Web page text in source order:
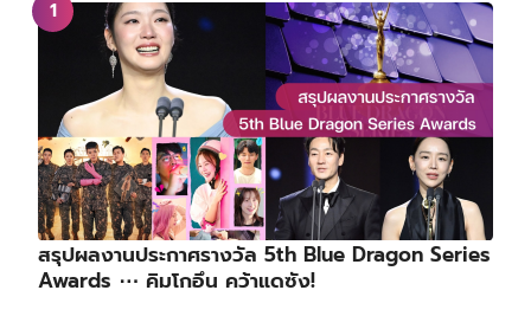
สรุปผลงานประกาศรางวัล 5th Blue Dragon Series
Awards ⋯ คิมโกอึน คว้าแดซัง!